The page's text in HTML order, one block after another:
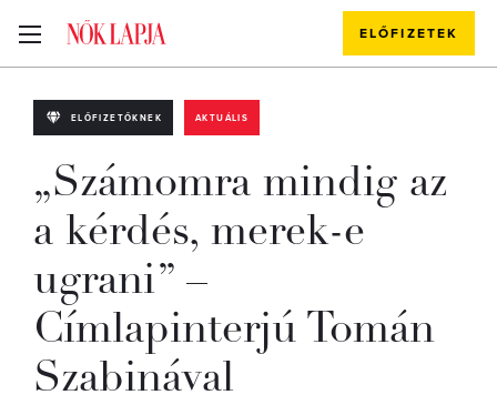
ELŐFIZETEK
ELŐFIZETŐKNEK AKTUÁLIS
„Számomra mindig az
a kérdés, merek-e
ugrani” –
Címlapinterjú Tomán
Szabinával